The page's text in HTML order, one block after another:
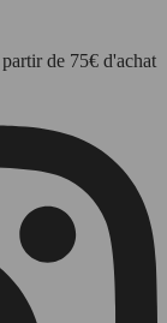
de 75€ d'achat